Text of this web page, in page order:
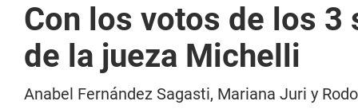
Con los votos de los
de la jueza Michelli
Anabel Fernández Sagasti, Mariana Juri y